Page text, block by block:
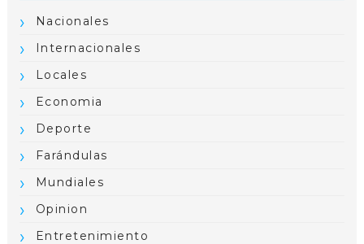
Nacionales
Internacionales
Locales
Economia
Deporte
Farándulas
Mundiales
Opinion
Entretenimiento